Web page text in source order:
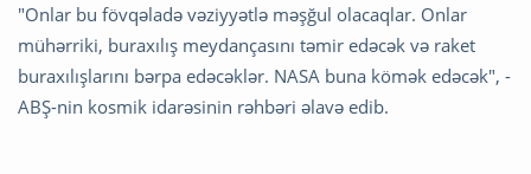
"Onlar bu fövqəladə vəziyyətlə məşğul olacaqlar. Onlar
mühərriki, buraxılış meydançasını təmir edəcək və raket
buraxılışlarını bərpa edəcəklər. NASA buna kömək edəcək", -
ABŞ-nin kosmik idarəsinin rəhbəri əlavə edib.